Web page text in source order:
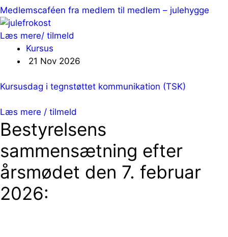
Medlemscaféen fra medlem til medlem – julehygge
Læs mere/ tilmeld
Kursus
21 Nov 2026
Kursusdag i tegnstøttet kommunikation (TSK)
Læs mere / tilmeld
Bestyrelsens
sammensætning efter
årsmødet den 7. februar
2026: